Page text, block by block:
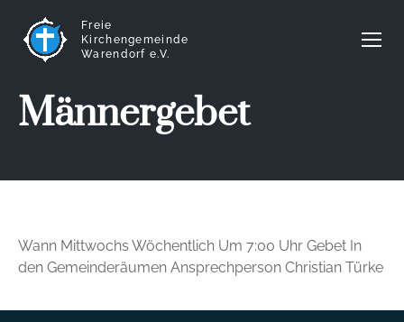
Freie
Kirchengemeinde
Warendorf e.V.
Männergebet
Wann Mittwochs Wöchentlich Um 7:00 Uhr Gebet In
den Gemeinderäumen Ansprechperson Christian Türke